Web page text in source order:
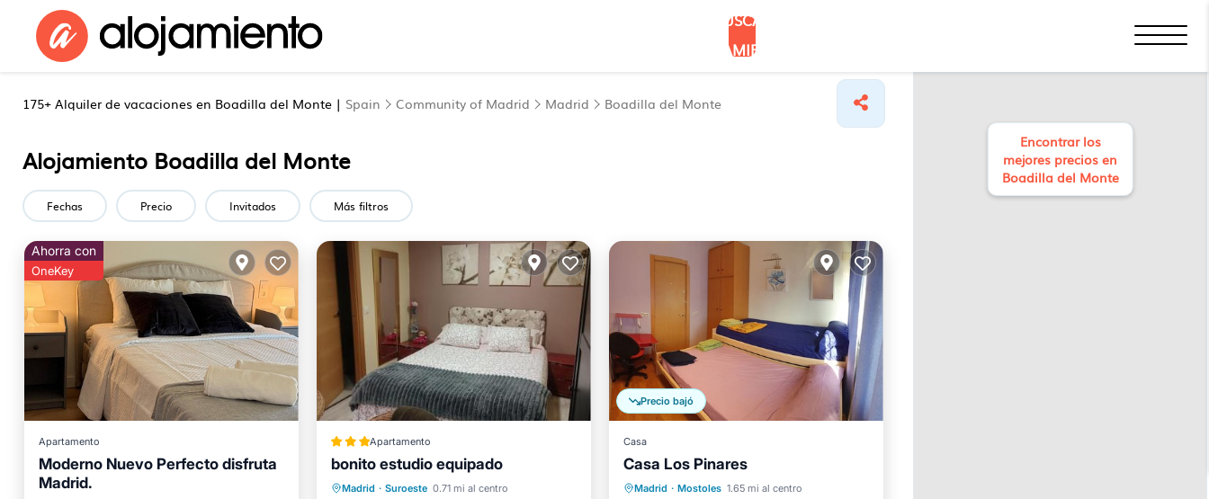
BUSCAR
ALOJAMIENTOS
175+ Alquiler de vacaciones en Boadilla del Monte | Spain Community of Madrid Madrid Boadilla del Monte
Alojamiento Boadilla del Monte
Fechas Precio Invitados Más filtros
Ahorra con
OneKey
Apartamento
Moderno Nuevo Perfecto disfruta
Madrid.
Apartamento
bonito estudio equipado
Madrid · Suroeste 0.71 mi al centro
Balcón/Terraza
Aire acondicionado
Internet
Precio bajó
Casa
Casa Los Pinares
Madrid · Mostoles 1.65 mi al centro
Aire acondicionado
Internet
Encontrar los
mejores precios en
Boadilla del Monte